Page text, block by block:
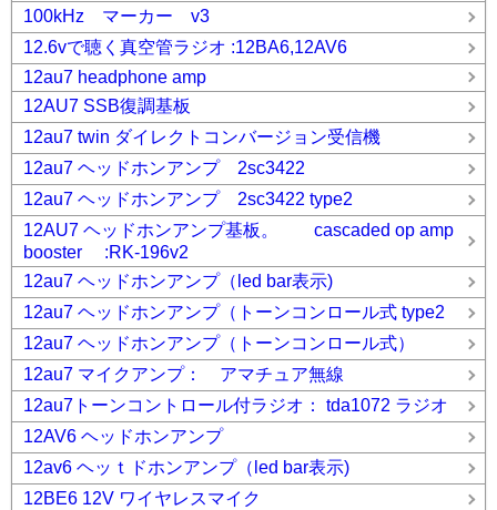
100kHz マーカー v3
12.6vで聴く真空管ラジオ :12BA6,12AV6
12au7 headphone amp
12AU7 SSB復調基板
12au7 twin ダイレクトコンバージョン受信機
12au7 ヘッドホンアンプ 2sc3422
12au7 ヘッドホンアンプ 2sc3422 type2
12AU7 ヘッドホンアンプ基板。 cascaded op amp
booster :RK-196v2
12au7 ヘッドホンアンプ（led bar表示)
12au7 ヘッドホンアンプ（トーンコンロール式 type2
12au7 ヘッドホンアンプ（トーンコンロール式）
12au7 マイクアンプ： アマチュア無線
12au7トーンコントロール付ラジオ： tda1072 ラジオ
12AV6 ヘッドホンアンプ
12av6 ヘッｔドホンアンプ（led bar表示)
12BE6 12V ワイヤレスマイク